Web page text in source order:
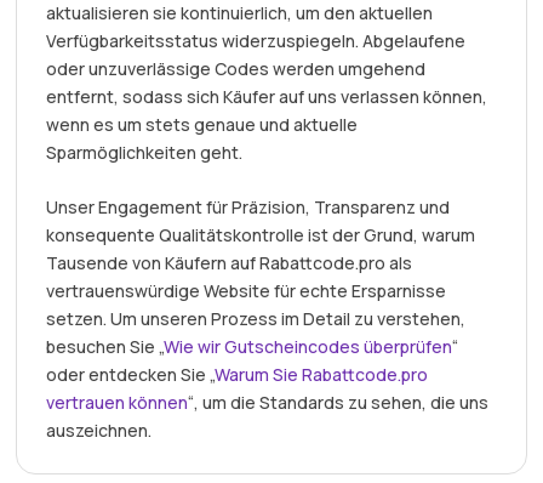
aktualisieren sie kontinuierlich, um den aktuellen
Verfügbarkeitsstatus widerzuspiegeln. Abgelaufene
oder unzuverlässige Codes werden umgehend
entfernt, sodass sich Käufer auf uns verlassen können,
wenn es um stets genaue und aktuelle
Sparmöglichkeiten geht.
Unser Engagement für Präzision, Transparenz und
konsequente Qualitätskontrolle ist der Grund, warum
Tausende von Käufern auf Rabattcode.pro als
vertrauenswürdige Website für echte Ersparnisse
setzen. Um unseren Prozess im Detail zu verstehen,
besuchen Sie „Wie wir Gutscheincodes überprüfen“
oder entdecken Sie „Warum Sie Rabattcode.pro
vertrauen können“, um die Standards zu sehen, die uns
auszeichnen.